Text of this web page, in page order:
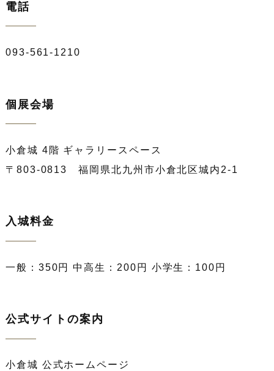
電話
093-561-1210
個展会場
小倉城 4階 ギャラリースペース
〒803-0813 福岡県北九州市小倉北区城内2-1
入城料金
一般：350円 中高生：200円 小学生：100円
公式サイトの案内
小倉城 公式ホームページ